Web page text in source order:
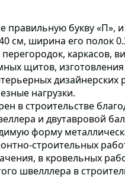
правильную букву «П»,
см, ширина его полок
каркасов,
щитов, изготовления
нагрузки.
в строительстве
и двутавровой
форму
строительных
в кровельных
швелллера в